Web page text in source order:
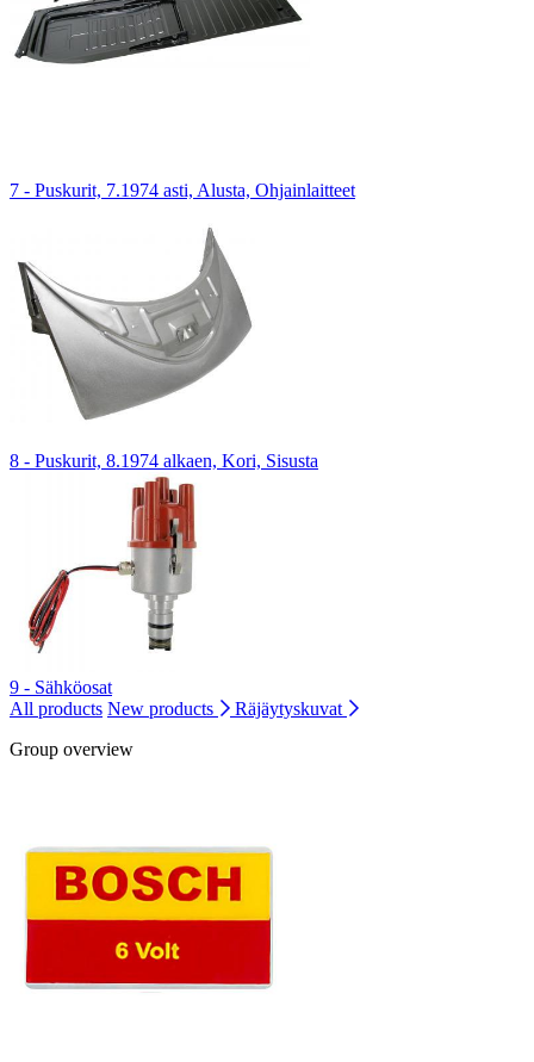
7 - Puskurit, 7.1974 asti, Alusta, Ohjainlaitteet
8 - Puskurit, 8.1974 alkaen, Kori, Sisusta
9 - Sähköosat
All products New products
Räjäytyskuvat
Group overview